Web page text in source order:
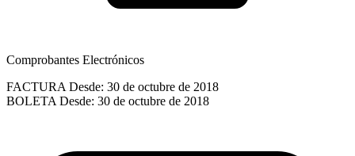
Comprobantes Electrónicos
FACTURA Desde: 30 de octubre de 2018
BOLETA Desde: 30 de octubre de 2018